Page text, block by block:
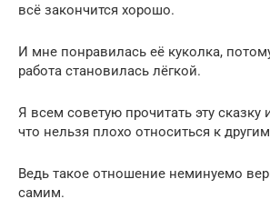
всё закончится хорошо.
И мне понравилась её куколка,
работа становилась лёгкой.
Я всем советую прочитать эту сказку
что нельзя плохо относиться к
Ведь такое отношение неминуемо
самим.